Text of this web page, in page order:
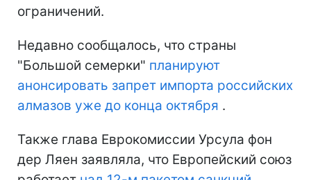
ограничений.
Недавно сообщалось, что страны
"Большой семерки" планируют
анонсировать запрет импорта российских
алмазов уже до конца октября .
Также глава Еврокомиссии Урсула фон
дер Ляен заявляла, что Европейский союз